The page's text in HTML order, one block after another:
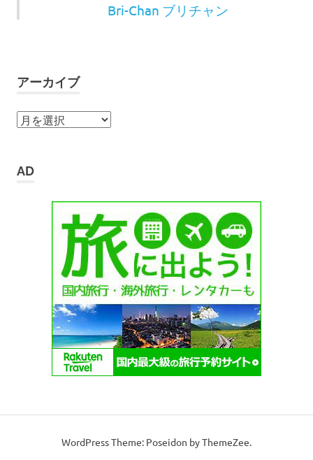
Bri-Chan ブリチャン
アーカイブ
ア
イ
AD
WordPress Theme: Poseidon by ThemeZee.